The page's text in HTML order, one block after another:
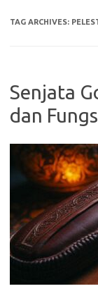
TAG ARCHIVES:
Senjata
dan